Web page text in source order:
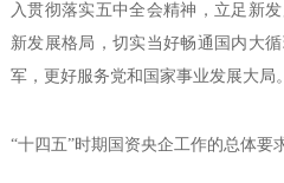
入贯彻落实五中全会精神，立足新
新发展格局，切实当好畅通国内大
军，更好服务党和国家事业发展大局。
“十四五”时期国资央企工作的总体要